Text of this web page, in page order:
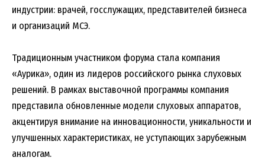
индустрии: врачей, госслужащих, представителей бизнеса
и организаций МСЭ.
Традиционным участником форума стала компания
«Аурика», один из лидеров российского рынка слуховых
решений. В рамках выставочной программы компания
представила обновленные модели слуховых аппаратов,
акцентируя внимание на инновационности, уникальности и
улучшенных характеристиках, не уступающих зарубежным
аналогам.